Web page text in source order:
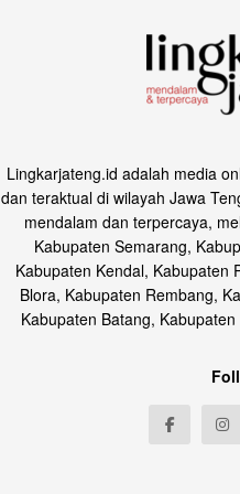
Lingkarjateng.id adalah media
dan teraktual di wilayah Jawa
mendalam dan terpercaya,
Kabupaten Semarang,
Kabupaten Kendal, Kabupaten
Blora, Kabupaten Rembang,
Kabupaten Batang,